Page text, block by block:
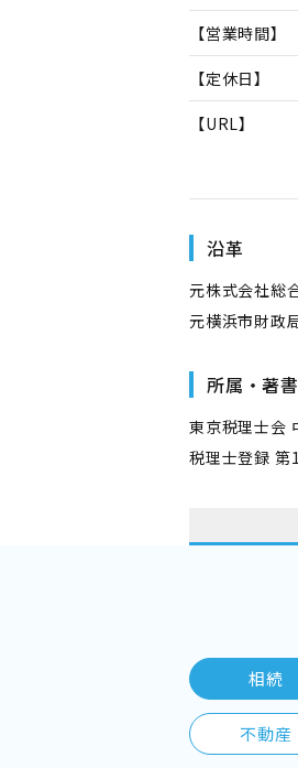
【営業時間】
【定休日】
【URL】
沿革
元株式会社総
元横浜市財政
所属・著
東京税理士会
税理士登録 第
相続
不動産